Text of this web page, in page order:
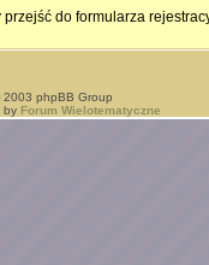
przejść do formularza
2003 phpBB Group
by Forum Wielotematyczne